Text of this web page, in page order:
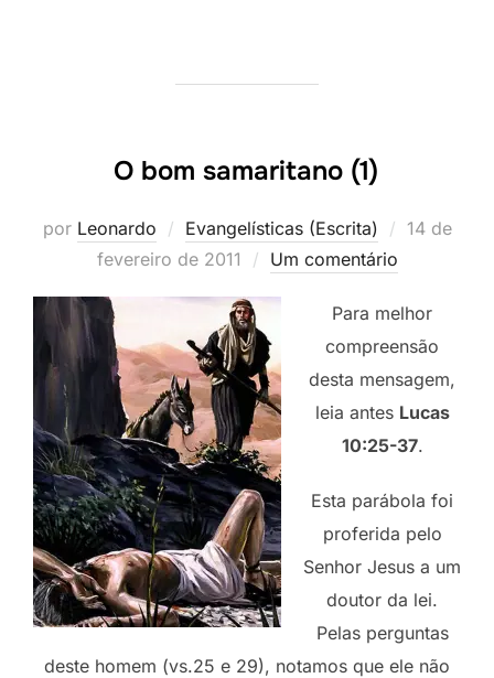
O bom samaritano (1)
por Leonardo Evangelísticas (Escrita)
Postado
14 de
fevereiro de 2011
Um comentário
Para melhor
compreensão
desta mensagem,
leia antes Lucas
10:25-37.
Esta parábola foi
proferida pelo
Senhor Jesus a um
doutor da lei.
Pelas perguntas
deste homem (vs.25 e 29), notamos que ele não